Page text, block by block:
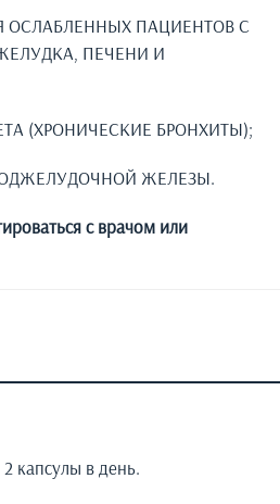
ОСЛАБЛЕННЫХ ПАЦИЕНТОВ С
ПЕЧЕНИ И
(ХРОНИЧЕСКИЕ БРОНХИТЫ);
ЖЕЛЕЗЫ.
с врачом или
капсулы в день.